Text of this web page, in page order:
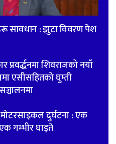
सावधान : झुटा विवरण पेश
प्रवर्द्धनमा शिवराजको नयाँ
एसीसहितको घुम्ती
दुर्घटना : एक
गम्भीर घाइते